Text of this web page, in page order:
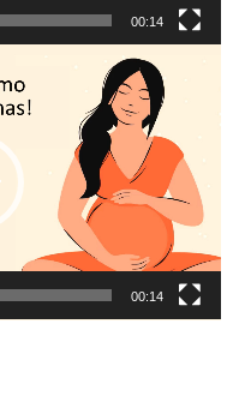
00:14
00:14